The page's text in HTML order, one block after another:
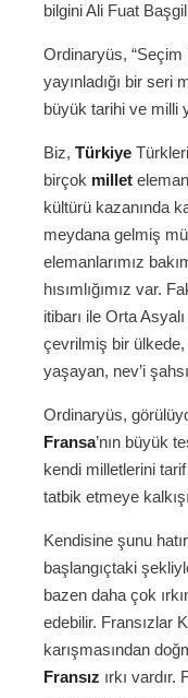
bilgini Ali Fuat
Ordinaryüs, “Seçim
yayınladığı bir seri
büyük tarihi ve milli
Biz, Türkiye
birçok millet
kültürü kazanında
meydana gelmiş
elemanlarımız
hısımlığımız var.
itibarı ile Orta
çevrilmiş bir ülkede,
yaşayan, nev’i
Ordinaryüs,
Fransa’nın büyük
kendi milletlerini
tatbik etmeye
Kendisine şunu
başlangıçtaki
bazen daha çok
edebilir. Fransızlar
karışmasından
Fransız ırkı